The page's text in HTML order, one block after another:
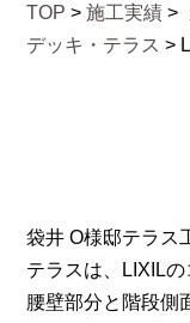
TOP >施工実績 >
デッキ・テラス >
袋井 O様邸テラス
テラスは、LIXILの
腰壁部分と階段側